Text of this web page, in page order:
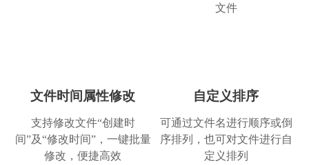
文件
文件时间属性修改
支持修改文件“创建时
间”及“修改时间”，一键批量
修改，便捷高效
自定义排序
可通过文件名进行顺序或倒
序排列，也可对文件进行自
定义排列
书山鸭梨大
网络支持